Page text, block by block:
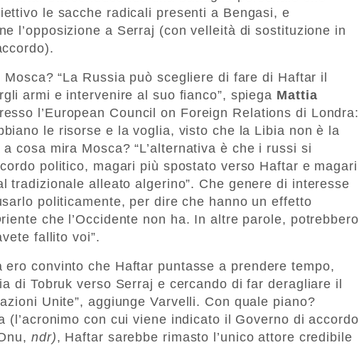
le sacche radicali presenti a Bengasi, e
l’opposizione a Serraj (con velleità di sostituzione in
“La Russia può scegliere di fare di Haftar il
armi e intervenire al suo fianco”, spiega Mattia
l’European Council on Foreign Relations di Londra:
le risorse e la voglia, visto che la Libia non è la
cosa mira Mosca? “L’alternativa è che i russi si
politico, magari più spostato verso Haftar e magari
tradizionale alleato algerino”. Che genere di interesse
politicamente, per dire che hanno un effetto
che l’Occidente non ha. In altre parole, potrebbero
fallito voi”.
ero convinto che Haftar puntasse a prendere tempo,
di Tobruk verso Serraj e cercando di far deragliare il
Unite”, aggiunge Varvelli. Con quale piano?
(l’acronimo con cui viene indicato il Governo di accordo
ndr), Haftar sarebbe rimasto l’unico attore credibile